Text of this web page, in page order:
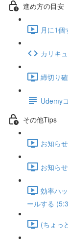
進め方の目安
月に1
カリキ
締切り
Udemy
その他Tips
お知ら
お知ら
効率ハ
ールする
(ちょっ